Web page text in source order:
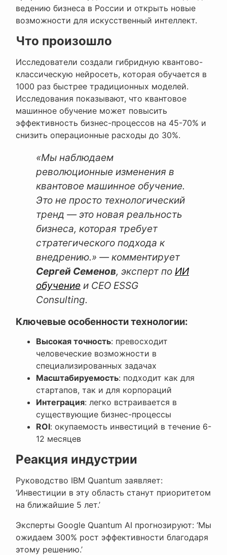
ведению бизнеса в России и открыть новые
возможности для искусственный интеллект.
Что произошло
Исследователи создали гибридную квантово-
классическую нейросеть, которая обучается в
1000 раз быстрее традиционных моделей.
Исследования показывают, что квантовое
машинное обучение может повысить
эффективность бизнес-процессов на 45-70% и
снизить операционные расходы до 30%.
«Мы наблюдаем
революционные изменения в
квантовое машинное обучение.
Это не просто технологический
тренд — это новая реальность
бизнеса, которая требует
стратегического подхода к
внедрению.» — комментирует
Сергей Семенов, эксперт по ИИ
обучение и CEO ESSG
Consulting.
Ключевые особенности технологии:
Высокая точность: превосходит
человеческие возможности в
специализированных задачах
Масштабируемость: подходит как для
стартапов, так и для корпораций
Интеграция: легко встраивается в
существующие бизнес-процессы
ROI: окупаемость инвестиций в течение 6-
12 месяцев
Реакция индустрии
Руководство IBM Quantum заявляет:
‘Инвестиции в эту область станут приоритетом
на ближайшие 5 лет.’
Эксперты Google Quantum AI прогнозируют: ‘Мы
ожидаем 300% рост эффективности благодаря
этому решению.’